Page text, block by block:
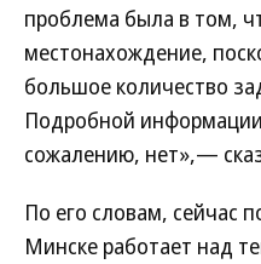
проблема была в том,
местонахождение,
большое количество
Подробной
сожалению, нет»,—
По его словам, сейчас
Минске работает над